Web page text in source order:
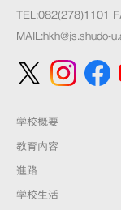
TEL:082(278)1101
MAIL:hkh@js.shudo-
学校概要
教育内容
進路
学校生活